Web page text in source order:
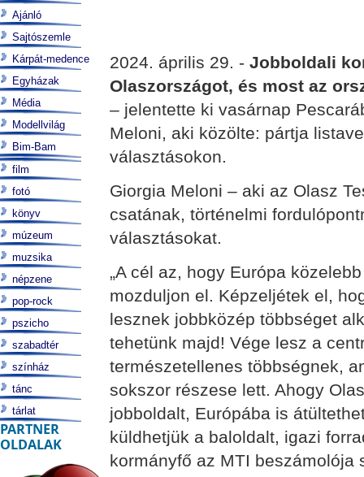
2024. április 29. - Jobboldali
Olaszországot, és most az
– jelentette ki vasárnap
Meloni, aki közölte: pártja
választásokon.
Giorgia Meloni – aki az Olasz
csatának, történelmi
választásokat.
„A cél az, hogy Európa
mozduljon el. Képzeljétek el,
lesznek jobbközép többséget
tehetünk majd! Vége lesz a
természetellenes többségnek,
sokszor részese lett. Ahogy
jobboldalt, Európába is
küldhetjük a baloldalt, igazi
kormányfő az MTI beszámolója
Ajánló
Sajtószemle
Kárpát-medence
Egyházak
Média
Modellvilág
Bim-Bam
film
fotó
könyv
múzeum
muzsika
népzene
pop-rock
pszicho
szabadtér
színház
tánc
tárlat
PARTNER
OLDALAK